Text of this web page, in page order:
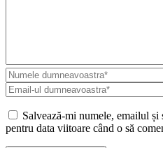
Salvează-mi numele, emailul
pentru data viitoare când o să